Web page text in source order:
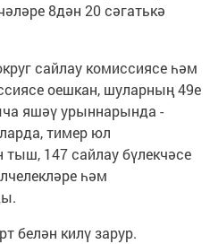
8дән 20 сәгатькә
сайлау комиссиясе һәм
оешкан, шуларның 49е
яшәү урыннарында -
тимер юл
147 сайлау бүлекчәсе
һәм
белән килү зарур.